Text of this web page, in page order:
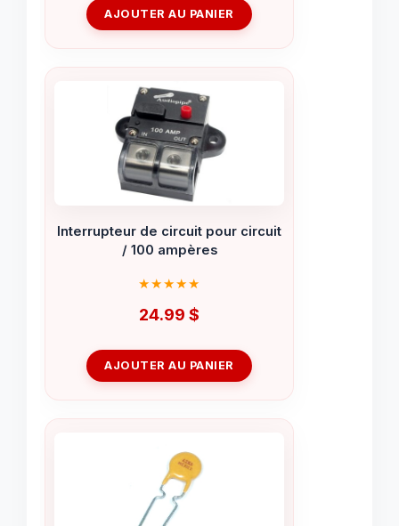
AJOUTER AU PANIER
Interrupteur de circuit pour circuit
/ 100 ampères
24.99 $
AJOUTER AU PANIER